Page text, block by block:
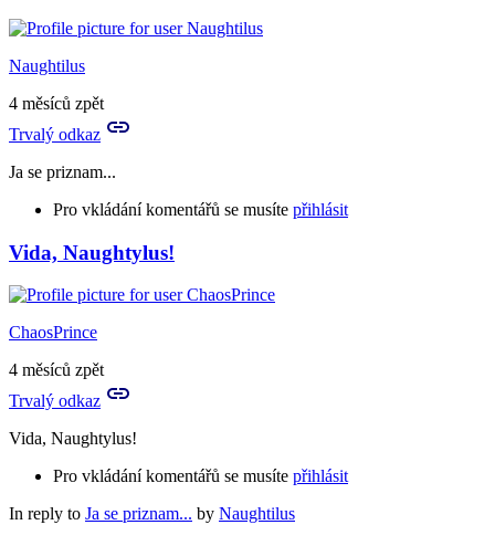
Naughtilus
4 měsíců zpět
Trvalý odkaz
Ja se priznam...
Pro vkládání komentářů se musíte přihlásit
Vida, Naughtylus!
ChaosPrince
4 měsíců zpět
Trvalý odkaz
Vida, Naughtylus!
Pro vkládání komentářů se musíte přihlásit
In reply to Ja se priznam... by Naughtilus